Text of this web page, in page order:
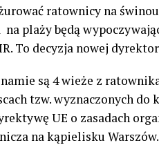
ratownicy na
na plaży będą
To decyzja nowej
są 4 wieże z
tzw. wyznaczonych
UE o zasadach
na kąpielisku Warszów.